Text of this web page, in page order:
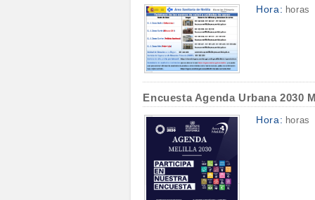
Hora: horas
Encuesta Agenda Urbana 2030
Hora: horas